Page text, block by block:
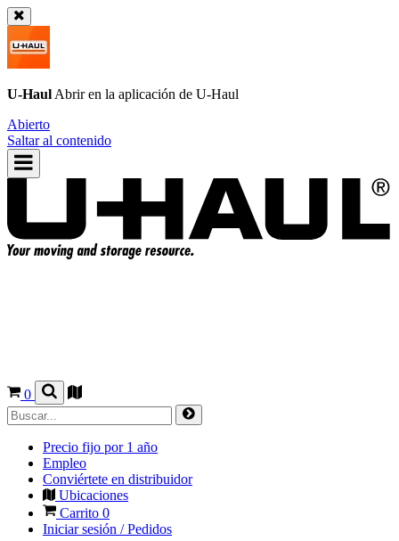
U-Haul Abrir en la aplicación de U-Haul
Abierto
Saltar al contenido
0
Precio fijo por 1 año
Empleo
Conviértete en distribuidor
Ubicaciones
Carrito 0
Iniciar sesión / Pedidos